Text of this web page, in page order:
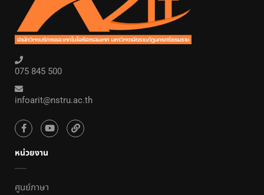
075 845 500
infoarit@nstru.ac.th
หน่วยงาน
ศูนย์ภาษา